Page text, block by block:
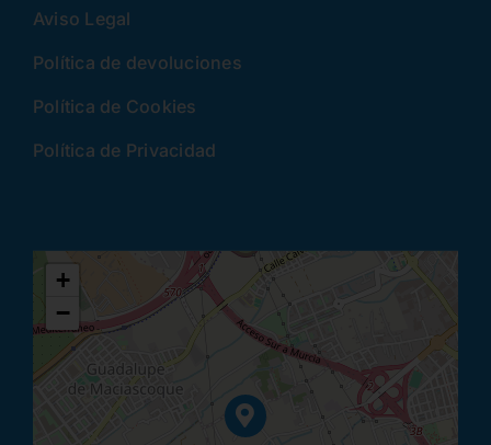
Aviso Legal
Política de devoluciones
Política de Cookies
Política de Privacidad
+
−